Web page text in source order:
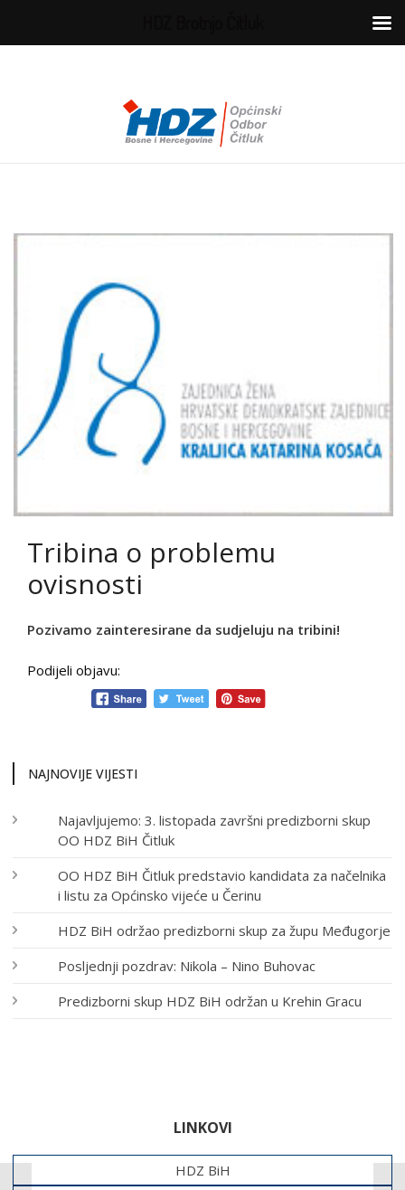
Tribina o problemu
ovisnosti
Pozivamo zainteresirane da sudjeluju na tribini!
Podijeli objavu:
NAJNOVIJE VIJESTI
Najavljujemo: 3. listopada završni predizborni skup
OO HDZ BiH Čitluk
OO HDZ BiH Čitluk predstavio kandidata za načelnika
i listu za Općinsko vijeće u Čerinu
HDZ BiH održao predizborni skup za župu Međugorje
Posljednji pozdrav: Nikola – Nino Buhovac
Predizborni skup HDZ BiH održan u Krehin Gracu
LINKOVI
HDZ BiH